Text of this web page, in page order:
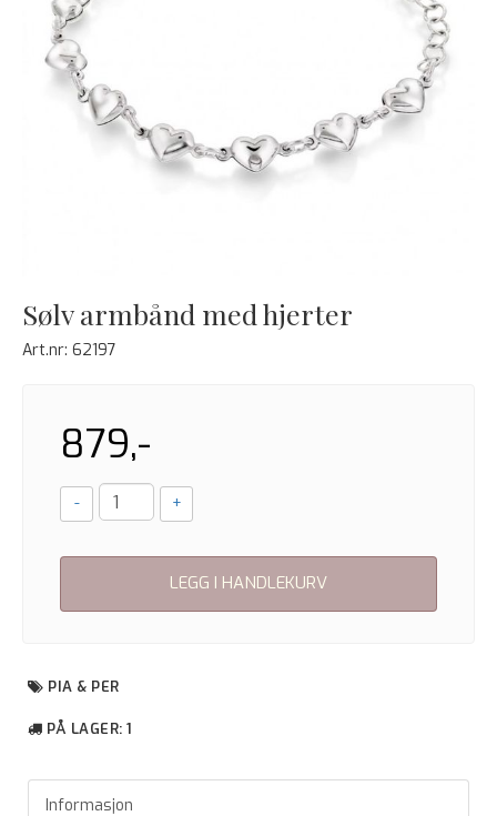
Sølv armbånd med hjerter
Art.nr: 62197
879,-
- +
LEGG I HANDLEKURV
PIA & PER
PÅ LAGER: 1
Informasjon